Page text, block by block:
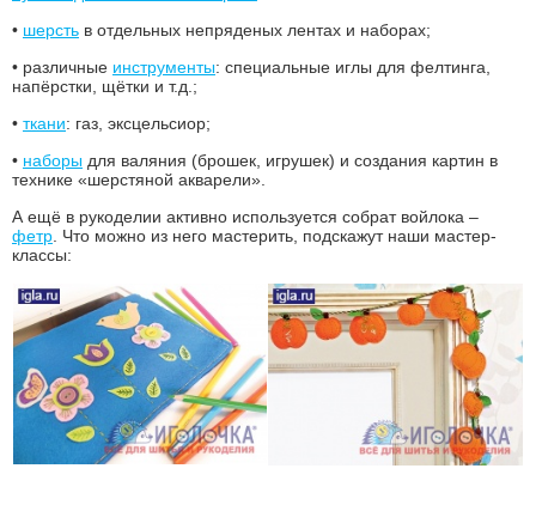
• шерсть в отдельных непряденых лентах и наборах;
• различные инструменты: специальные иглы для фелтинга,
напёрстки, щётки и т.д.;
• ткани: газ, эксцельсиор;
• наборы для валяния (брошек, игрушек) и создания картин в
технике «шерстяной акварели».
А ещё в рукоделии активно используется собрат войлока –
фетр . Что можно из него мастерить, подскажут наши мастер-
классы: